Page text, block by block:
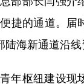
捷的通道。
海新通道沿
枢纽建设现